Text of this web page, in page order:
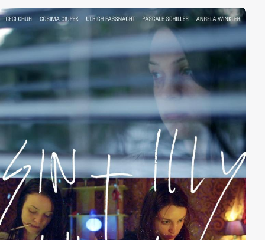
Werft-Arbeiterfamilie. Durch ihre Augen und viele
Zeitzeugen wird die entbehrungsreiche Zeit und der
Kampf für ein menschenwürdiges Leben in diesem
dreiteiligen Dokudrama erlebbar.